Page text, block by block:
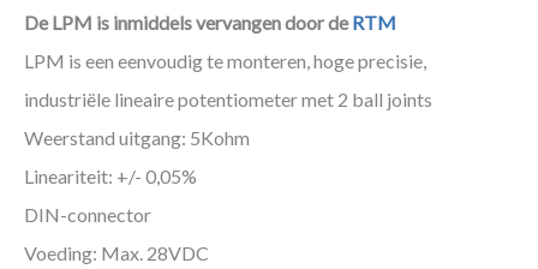
De LPM is inmiddels vervangen door deRTM
LPM is een eenvoudig te monteren, hoge precisie,
industriële lineaire potentiometer met 2 ball joints
Weerstand uitgang: 5Kohm
Lineariteit: +/- 0,05%
DIN-connector
Voeding: Max. 28VDC